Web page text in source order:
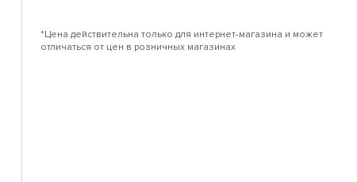
*Цена действительна только для интернет-магазина и может
отличаться от цен в розничных магазинах